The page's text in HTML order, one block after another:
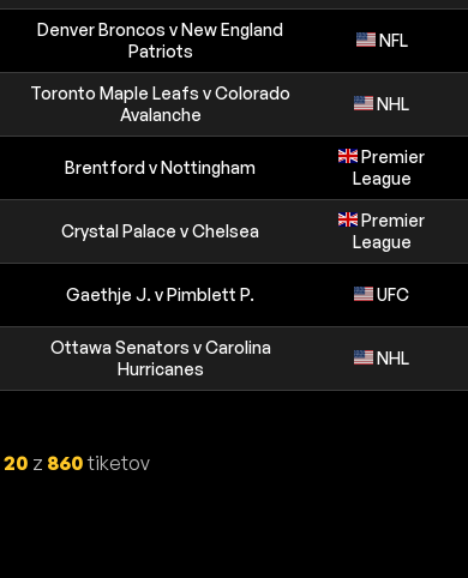
Denver Broncos v New England
Patriots
NFL
Toronto Maple Leafs v Colorado
Avalanche
NHL
Brentford v Nottingham
Premier
League
Crystal Palace v Chelsea
Premier
League
Gaethje J. v Pimblett P. UFC
Ottawa Senators v Carolina
Hurricanes
NHL
20 z 860tiketov